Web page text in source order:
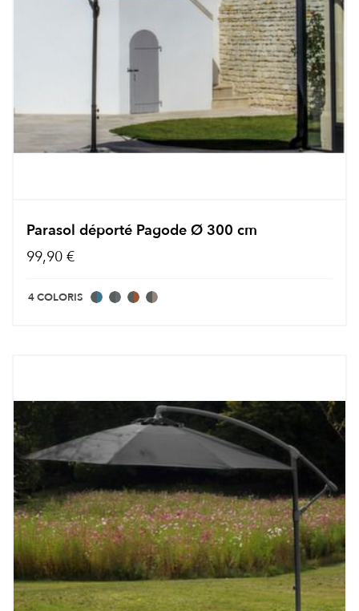
Parasol déporté Pagode Ø 300 cm
99,90 €
4 COLORIS